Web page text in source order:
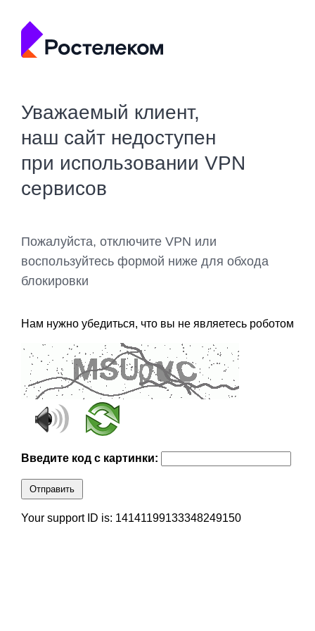
Уважаемый клиент,
наш сайт недоступен
при использовании VPN
сервисов
Пожалуйста, отключите VPN или
воспользуйтесь формой ниже для обхода
блокировки
Нам нужно убедиться, что вы не являетесь роботом
Введите код с картинки:
Отправить
Your support ID is: 14141199133348249150